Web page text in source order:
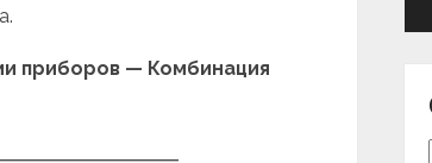
приборов — Комбинация